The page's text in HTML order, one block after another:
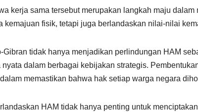
kerja sama tersebut merupakan langkah maju
kemajuan fisik, tetapi juga berlandaskan nilai-nilai
Gibran tidak hanya menjadikan perlindungan HAM
dalam berbagai kebijakan strategis.
memastikan bahwa hak setiap warga negara
HAM tidak hanya penting untuk